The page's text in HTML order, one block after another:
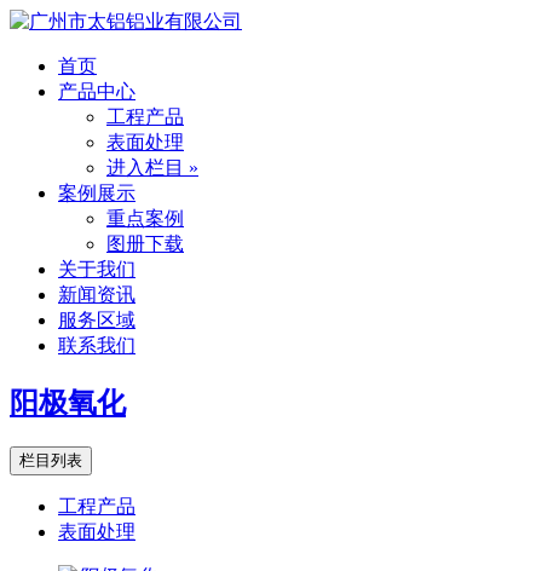
首页
产品中心
工程产品
表面处理
进入栏目 »
案例展示
重点案例
图册下载
关于我们
新闻资讯
服务区域
联系我们
阳极氧化
栏目列表
工程产品
表面处理